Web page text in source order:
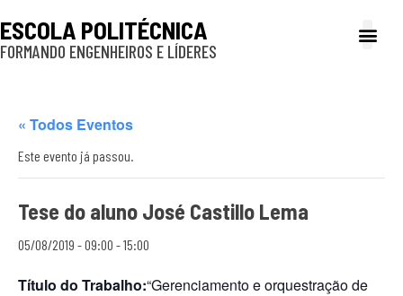
ESCOLA POLITÉCNICA
FORMANDO ENGENHEIROS E LÍDERES
« Todos Eventos
Este evento já passou.
Tese do aluno José Castillo Lema
05/08/2019 - 09:00 -15:00
Título do Trabalho:“Gerenciamento e orquestração de